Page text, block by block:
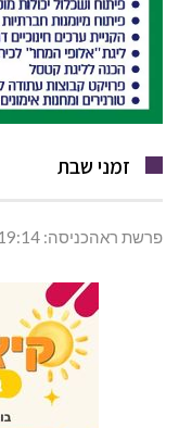
זמני שבת
פרשת ראהכניסה: 19:14 יציאה: 20:12